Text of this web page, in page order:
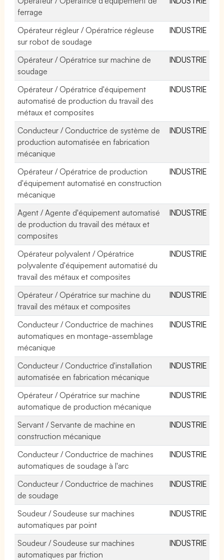
ferrage
Opérateur régleur / Opératrice régleuse
sur robot de soudage
INDUSTRIE
Opérateur / Opératrice sur machine de
soudage
INDUSTRIE
Opérateur / Opératrice d'équipement
automatisé de production du travail des
métaux et composites
INDUSTRIE
Conducteur / Conductrice de système de
production automatisée en fabrication
mécanique
INDUSTRIE
Opérateur / Opératrice de production
d'équipement automatisé en construction
mécanique
INDUSTRIE
Agent / Agente d'équipement automatisé
de production du travail des métaux et
composites
INDUSTRIE
Opérateur polyvalent / Opératrice
polyvalente d'équipement automatisé du
travail des métaux et composites
INDUSTRIE
Opérateur / Opératrice sur machine du
travail des métaux et composites
INDUSTRIE
Conducteur / Conductrice de machines
automatiques en montage-assemblage
mécanique
INDUSTRIE
Conducteur / Conductrice d'installation
automatisée en fabrication mécanique
INDUSTRIE
Opérateur / Opératrice sur machine
automatique de production mécanique
INDUSTRIE
Servant / Servante de machine en
construction mécanique
INDUSTRIE
Conducteur / Conductrice de machines
automatiques de soudage à l'arc
INDUSTRIE
Conducteur / Conductrice de machines
de soudage
INDUSTRIE
Soudeur / Soudeuse sur machines
automatiques par point
INDUSTRIE
Soudeur / Soudeuse sur machines
automatiques par friction
INDUSTRIE